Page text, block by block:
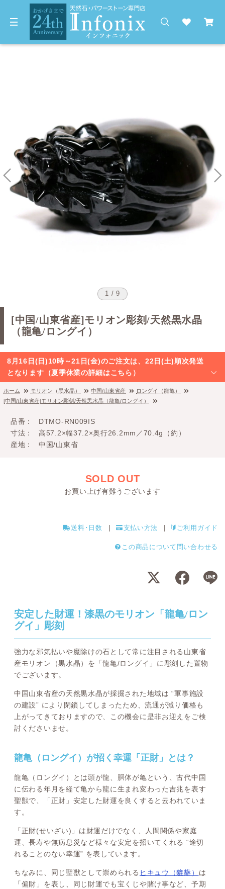
1 / 9
[中国/山東省産]モリオン彫刻/天然黒水晶
（龍亀/ロングイ）
8月16日(日)10時～21日(金)のご注文は、22日(土)順次発送
となります（夏季休業の詳細はこちら）
ホーム モリオン（黒水晶） 中国/山東省産
ロングイ（龍亀）
[中国/山東省産]モリオン彫刻/天然黒水晶（龍亀/ロングイ）
品番
DTMO-RN009IS
寸法
高57.2×幅37.2×奥行26.2mm／70.4g（約）
産地
中国/山東省
SOLD OUT
お買い上げ有難うございます
送料･日数 支払い方法 ご利用ガイド
この商品について問い合わせる
安定した財運！漆黒のモリオン「龍亀/ロン
グイ」彫刻
強力な邪気払いや魔除けの石として常に注目される山東省
産モリオン（黒水晶）を「龍亀/ロングイ」に彫刻した置物
でございます。
中国山東省産の天然黒水晶が採掘された地域は “軍事施設
の建設” により閉鎖してしまったため、流通が減り価格も
上がってきておりますので、この機会に是非お迎えをご検
討くださいませ。
龍亀（ロングイ）が招く幸運「正財」とは？
龍亀（ロングイ）とは頭が龍、胴体が亀という、古代中国
に伝わる年月を経て亀から龍に生まれ変わった吉兆を表す
聖獣で、「正財」安定した財運を良くすると云われていま
す。
「正財(せいざい)」は財運だけでなく、人間関係や家庭
運、長寿や無病息災など様々な安定を招いてくれる “途切
れることのない幸運” を表しています。
ちなみに、同じ聖獣として崇められる ヒキュウ（貔貅） は
「偏財」を表し、同じ財運でも宝くじや賭け事など、予期